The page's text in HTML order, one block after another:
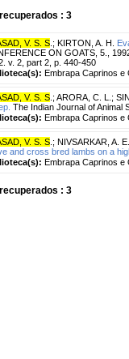
: 3
V. S. S ; KIRTON, A. H.
ON GOATS, 5.,
v. 2, part 2, p. 440-450
Embrapa Caprinos e
V. S. S ; ARORA, C. L. ;
The Indian Journal of Animal
Embrapa Caprinos e
V. S. S ; NIVSARKAR, A. E.
and cross bred lambs on a
Embrapa Caprinos e
: 3